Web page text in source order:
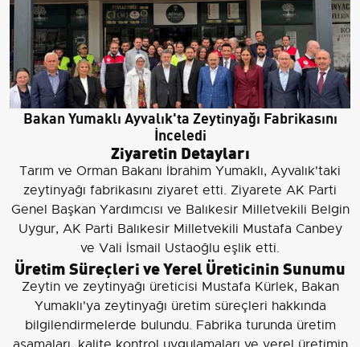
Bakan Yumaklı Ayvalık'ta Zeytinyağı Fabrikasını
İnceledi
Ziyaretin Detayları
Tarım ve Orman Bakanı İbrahim Yumaklı, Ayvalık'taki
zeytinyağı fabrikasını ziyaret etti. Ziyarete AK Parti
Genel Başkan Yardımcısı ve Balıkesir Milletvekili Belgin
Uygur, AK Parti Balıkesir Milletvekili Mustafa Canbey
ve Vali İsmail Ustaoğlu eşlik etti.
Üretim Süreçleri ve Yerel Üreticinin Sunumu
Zeytin ve zeytinyağı üreticisi Mustafa Kürlek, Bakan
Yumaklı'ya zeytinyağı üretim süreçleri hakkında
bilgilendirmelerde bulundu. Fabrika turunda üretim